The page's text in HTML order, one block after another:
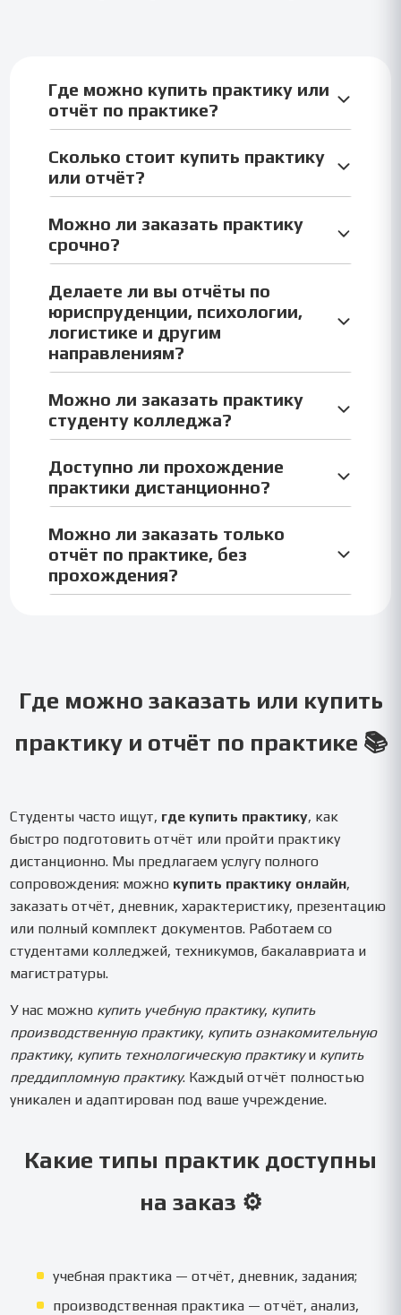
Где можно купить практику или
отчёт по практике?
производственной, ознакомительной,
технологической и преддипломной практике —
Сколько стоит купить практику
или отчёт?
Цена зависит от типа практики и объёма отчёта.
Средняя стоимость — от 990 до 1990 ₽. Точную
цену мы называем заранее.
Можно ли заказать практику
срочно?
Да, мы выполняем практику и отчёт срочно — от
оформление.
Делаете ли вы отчёты по
юриспруденции, психологии,
логистике и другим
направлениям?
Да, доступно более 100 направлений: право,
психология, экономика, IT, медицина, туризм,
логистика и др.
Можно ли заказать практику
студенту колледжа?
техникумов, СПО, а также для ВУЗов и
дистанционного обучения.
Доступно ли прохождение
практики дистанционно?
Да, можно пройти учебную или ознакомительную
практику дистанционно — мы подготовим все
документы.
Можно ли заказать только
отчёт по практике, без
прохождения?
Где можно заказать или купить
практику и отчёт по практике 📚
Студенты часто ищут, где купить практику, как
быстро подготовить отчёт или пройти практику
дистанционно. Мы предлагаем услугу полного
сопровождения: можно купить практику онлайн,
заказать отчёт, дневник, характеристику, презентацию
или полный комплект документов. Работаем со
студентами колледжей, техникумов, бакалавриата и
магистратуры.
У нас можно купить учебную практику, купить
производственную практику, купить ознакомительную
практику, купить технологическую практикуи купить
преддипломную практику. Каждый отчёт полностью
уникален и адаптирован под ваше учреждение.
Какие типы практик доступны
на заказ ⚙️
учебная практика — отчёт, дневник, задания;
производственная практика — отчёт, анализ,